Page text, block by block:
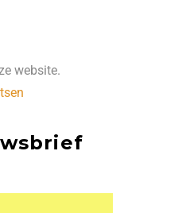
website.